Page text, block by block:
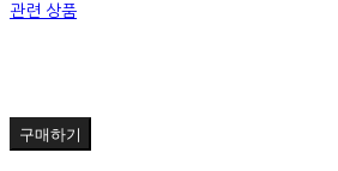
관련 상품
구매하기